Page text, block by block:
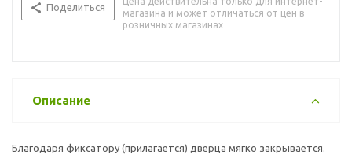
Поделиться
магазина и может отличаться от цен в
розничных магазинах
Описание
Благодаря фиксатору (прилагается) дверца мягко закрывается.